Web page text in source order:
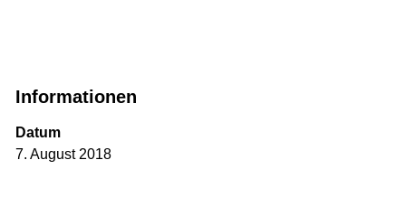
Informationen
Datum
7. August 2018